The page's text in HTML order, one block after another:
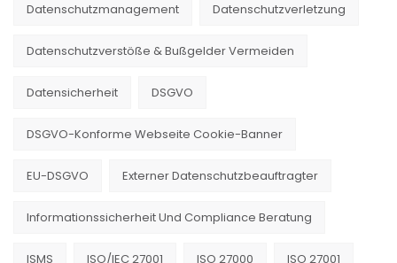
Datenschutzmanagement Datenschutzverletzung
Datenschutzverstöße & Bußgelder Vermeiden
Datensicherheit DSGVO
DSGVO-Konforme Webseite Cookie-Banner
EU-DSGVO Externer Datenschutzbeauftragter
Informationssicherheit Und Compliance Beratung
ISMS ISO/IEC 27001 ISO 27000 ISO 27001